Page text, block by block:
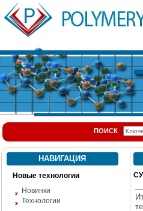
ПОИСК
НАВИГАЦИЯ
Новые технологии
Новинки
Технологии